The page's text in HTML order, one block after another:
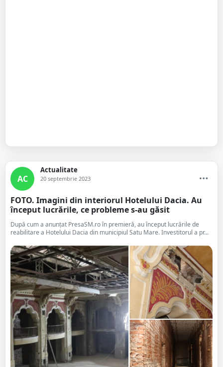
AC
Actualitate
20 septembrie 2023
FOTO. Imagini din interiorul Hotelului Dacia. Au
început lucrările, ce probleme s-au găsit
După cum a anunțat PresaSM.ro în premieră, au început lucrările de
reabilitare a Hotelului Dacia din municipiul Satu Mare. Investitorul a pr...